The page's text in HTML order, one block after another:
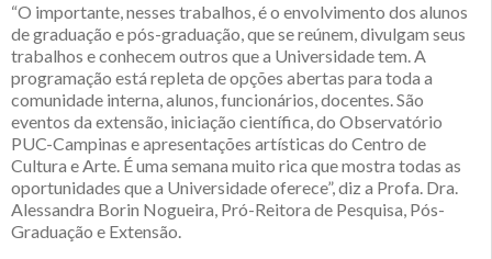
“O importante, nesses trabalhos, é o envolvimento dos alunos
de graduação e pós-graduação, que se reúnem, divulgam seus
trabalhos e conhecem outros que a Universidade tem. A
programação está repleta de opções abertas para toda a
comunidade interna, alunos, funcionários, docentes. São
eventos da extensão, iniciação científica, do Observatório
PUC-Campinas e apresentações artísticas do Centro de
Cultura e Arte. É uma semana muito rica que mostra todas as
oportunidades que a Universidade oferece”, diz a Profa. Dra.
Alessandra Borin Nogueira, Pró-Reitora de Pesquisa, Pós-
Graduação e Extensão.